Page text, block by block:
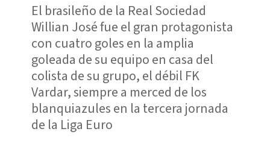
El brasileño de la Real Sociedad
Willian José fue el gran protagonista
con cuatro goles en la amplia
goleada de su equipo en casa del
colista de su grupo, el débil FK
Vardar, siempre a merced de los
blanquiazules en la tercera jornada
de la Liga Euro